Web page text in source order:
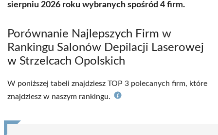
sierpniu 2026 roku wybranych spośród 4 firm.
Porównanie Najlepszych Firm w
Rankingu Salonów Depilacji Laserowej
w Strzelcach Opolskich
W poniższej tabeli znajdziesz TOP 3 polecanych firm, które
znajdziesz w naszym rankingu.